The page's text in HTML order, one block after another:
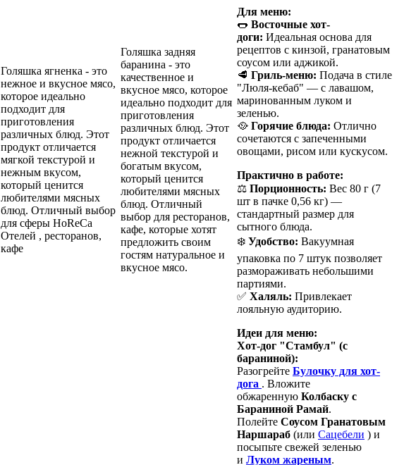
Голяшка ягненка - это
нежное и вкусное мясо,
которое идеально
подходит для
приготовления
различных блюд. Этот
продукт отличается
мягкой текстурой и
нежным вкусом,
который ценится
любителями мясных
блюд. Отличный выбор
для сферы HoReCa
Отелей , ресторанов,
кафе
Голяшка задняя
баранина - это
качественное и
вкусное мясо, которое
идеально подходит для
приготовления
различных блюд. Этот
продукт отличается
нежной текстурой и
богатым вкусом,
который ценится
любителями мясных
блюд. Отличный
выбор для ресторанов,
кафе, которые хотят
предложить своим
гостям натуральное и
вкусное мясо.
Для меню:
🌭 Восточные хот-
доги: Идеальная основа для
рецептов с кинзой, гранатовым
соусом или аджикой.
🥩 Гриль-меню: Подача в стиле
"Люля-кебаб" — с лавашом,
маринованным луком и
зеленью.
🥘 Горячие блюда: Отлично
сочетаются с запеченными
овощами, рисом или кускусом.
Практично в работе:
⚖️ Порционность: Вес 80 г (7
шт в пачке 0,56 кг) —
стандартный размер для
сытного блюда.
❄️ Удобство: Вакуумная
упаковка по 7 штук позволяет
размораживать небольшими
партиями.
✅ Халяль: Привлекает
лояльную аудиторию.
Идеи для меню:
Хот-дог "Стамбул" (с
бараниной):
Разогрейте Булочку для хот-
дога . Вложите
обжаренную Колбаску с
Бараниной Рамай.
Полейте Соусом Гранатовым
Наршараб (или Сацебели ) и
посыпьте свежей зеленью
и Луком жареным.